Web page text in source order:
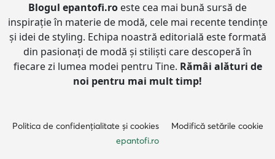
Blogul epantofi.ro este cea mai bună sursă de
inspirație în materie de modă, cele mai recente tendințe
și idei de styling. Echipa noastră editorială este formată
din pasionați de modă și stiliști care descoperă în
fiecare zi lumea modei pentru Tine. Rămâi alături de
noi pentru mai mult timp!
Politica de confidențialitate și cookies
Modifică setările cookie
epantofi.ro